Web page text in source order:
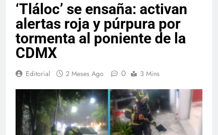
‘Tláloc’ se ensaña: activan
alertas roja y púrpura por
tormenta al poniente de la
CDMX
Editorial 2 Meses Ago 0 3 Mins